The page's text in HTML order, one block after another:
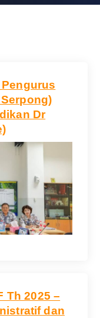
Dr
Th 2025 –
dan